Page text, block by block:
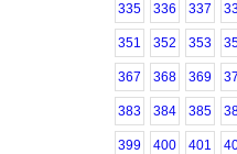
335 336 337
351 352 353
367 368 369
383 384 385
399 400 401